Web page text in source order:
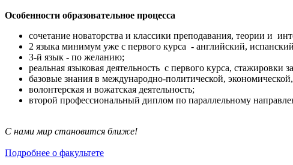
Особенности образовательное процесса
сочетание новаторства и классики преподавания, теории и
2 языка минимум уже с первого курса - английский,
З-й язык - по желанию;
реальная языковая деятельность с первого курса, стажировки
базовые знания в международно-политической,
волонтерская и вожатская деятельность;
второй профессиональный диплом по параллельному
C нами мир становится ближе!
Подробнее о факультете